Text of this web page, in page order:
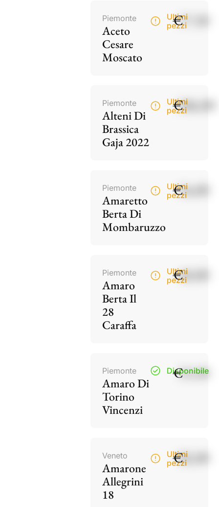
Piemonte
Aceto
Cesare
Moscato
Ultimi
pezzi
€17,50
Piemonte
Alteni Di
Brassica
Gaja 2022
Ultimi
pezzi
€186,00
Piemonte
Amaretto
Berta Di
Mombaruzzo
Ultimi
pezzi
€34,00
Piemonte
Amaro
Berta Il
28
Caraffa
Ultimi
pezzi
€40,00
Piemonte
Amaro Di
Torino
Vincenzi
Disponibile
€15,50
Veneto
Amarone
Allegrini
18
Ultimi
pezzi
€82,00